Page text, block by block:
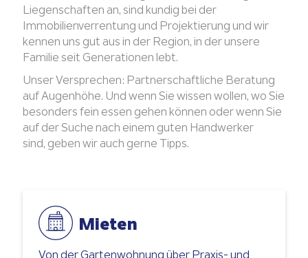
professionelle Beratung und Wertermittlung von
Liegenschaften an, sind kundig bei der
Immobilienverrentung und Projektierung und wir
kennen uns gut aus in der Region, in der unsere
Unser Versprechen: Partnerschaftliche Beratung
auf Augenhöhe. Und wenn Sie wissen wollen, wo Sie
besonders fein essen gehen können oder wenn Sie
auf der Suche nach einem guten Handwerker